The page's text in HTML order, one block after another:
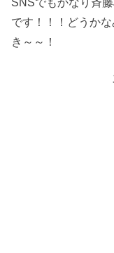
です！！！どうか
き～～！